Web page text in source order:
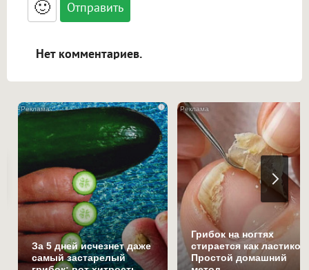
адреса URL автоматически становятся
ссылками, и [img]адрес[/img] будет
🙂
Нет комментариев.
i
За 5 дней исчезнет даже
самый застарелый
Грибок на ногтях
стирается как
Простой домашний